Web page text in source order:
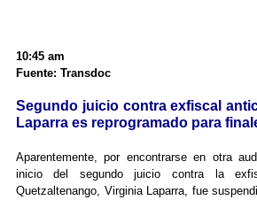
10:45 am
Fuente: Transdoc
Segundo juicio contra exfiscal
Laparra es reprogramado para
Aparentemente, por encontrarse en otra
inicio del segundo juicio contra la
Quetzaltenango, Virginia Laparra, fue